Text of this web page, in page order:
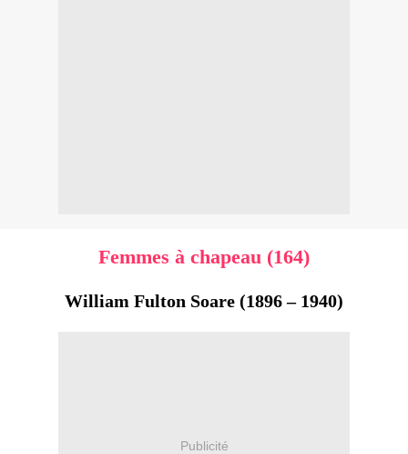
Femmes à chapeau (164)
William Fulton Soare (1896 – 1940)
Publicité